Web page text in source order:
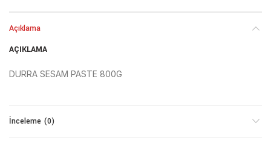
Açıklama
AÇIKLAMA
DURRA SESAM PASTE 800G
İnceleme (0)